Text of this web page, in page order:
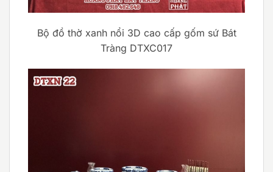
Bộ đồ thờ xanh nổi 3D cao cấp gốm sứ Bát
Tràng DTXC017